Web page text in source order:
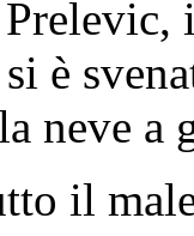
è
neve a
il